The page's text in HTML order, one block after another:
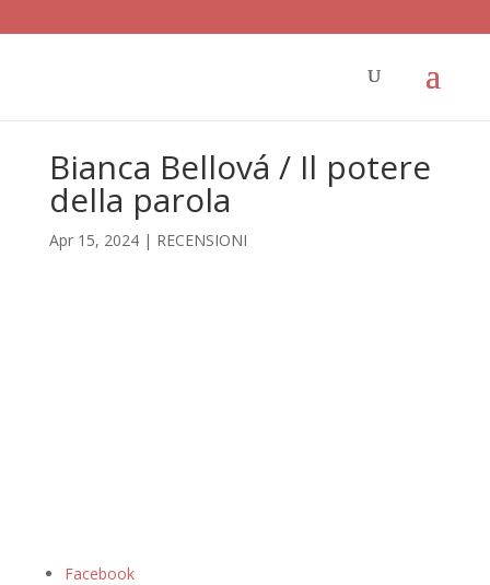
Bianca Bellová / Il potere
della parola
Apr 15, 2024| RECENSIONI
Facebook